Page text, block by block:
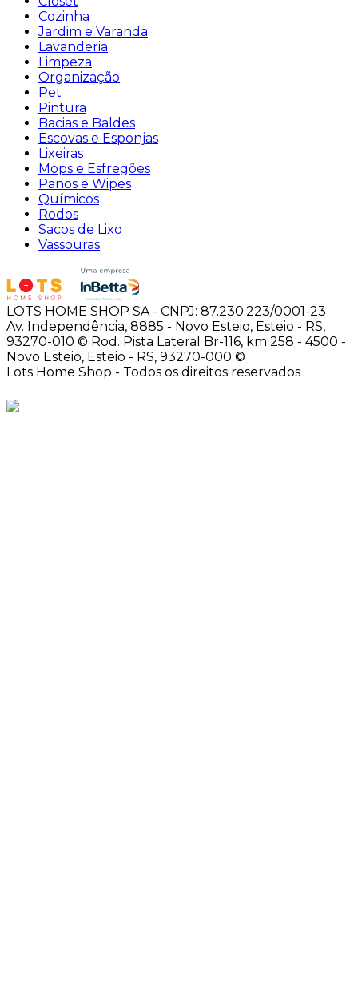
Cozinha
Jardim e Varanda
Lavanderia
Limpeza
Organização
Pet
Pintura
Bacias e Baldes
Escovas e Esponjas
Lixeiras
Mops e Esfregões
Panos e Wipes
Químicos
Rodos
Sacos de Lixo
Vassouras
LOTS HOME SHOP SA - CNPJ: 87.230.223/0001-23
Av. Independência, 8885 - Novo Esteio, Esteio - RS,
93270-010 © Rod. Pista Lateral Br-116, km 258 - 4500 -
Novo Esteio, Esteio - RS, 93270-000 ©
Lots Home Shop - Todos os direitos reservados